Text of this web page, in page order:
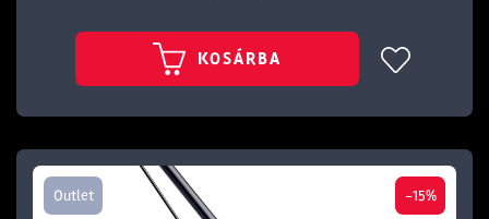
KOSÁRBA
Outlet -15%